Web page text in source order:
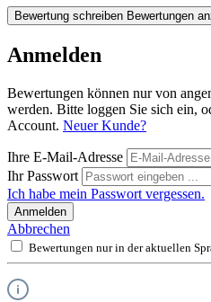
Bewertung schreiben Bewertungen
Anmelden
Bewertungen können nur von
werden. Bitte loggen Sie sich ein,
Account. Neuer Kunde?
Ihre E-Mail-Adresse
Ihr Passwort
Ich habe mein Passwort vergessen.
Anmelden
Abbrechen
Bewertungen nur in der aktuellen